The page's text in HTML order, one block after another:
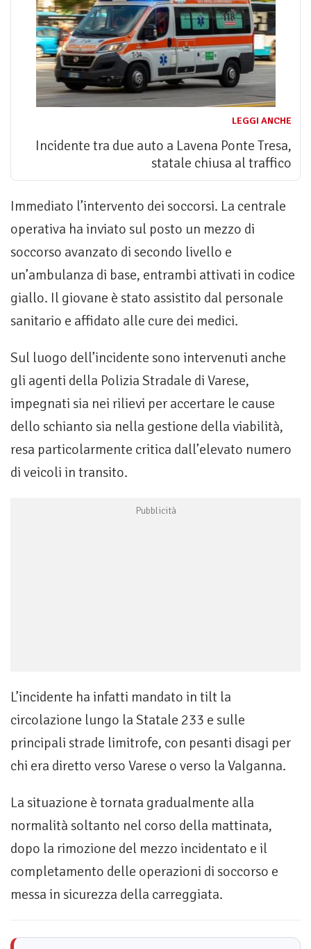
LEGGI ANCHE
Incidente tra due auto a Lavena Ponte Tresa,
statale chiusa al traffico
Immediato l’intervento dei soccorsi. La centrale
operativa ha inviato sul posto un mezzo di
soccorso avanzato di secondo livello e
un’ambulanza di base, entrambi attivati in codice
giallo. Il giovane è stato assistito dal personale
sanitario e affidato alle cure dei medici.
Sul luogo dell’incidente sono intervenuti anche
gli agenti della Polizia Stradale di Varese,
impegnati sia nei rilievi per accertare le cause
dello schianto sia nella gestione della viabilità,
resa particolarmente critica dall’elevato numero
di veicoli in transito.
L’incidente ha infatti mandato in tilt la
circolazione lungo la Statale 233 e sulle
principali strade limitrofe, con pesanti disagi per
chi era diretto verso Varese o verso la Valganna.
La situazione è tornata gradualmente alla
normalità soltanto nel corso della mattinata,
dopo la rimozione del mezzo incidentato e il
completamento delle operazioni di soccorso e
messa in sicurezza della carreggiata.